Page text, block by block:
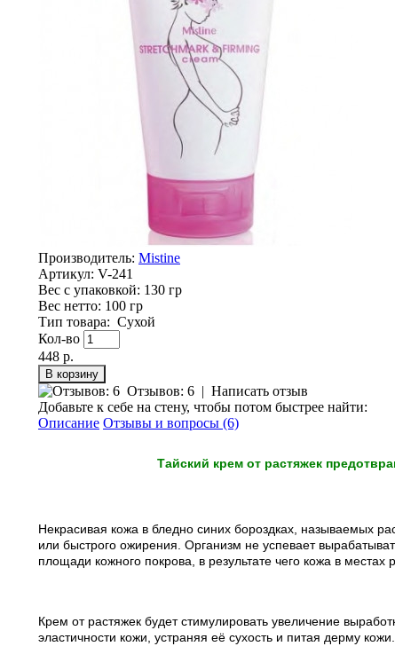
Производитель: Mistine
Артикул: V-241
Вес с упаковкой: 130 гр
Вес нетто: 100 гр
Тип товара: Сухой
Кол-во
448 р.
Отзывов: 6 | Написать отзыв
Добавьте к себе на стену, чтобы потом быстрее найти:
Описание Отзывы и вопросы (6)
Тайский крем от растяжек
Некрасивая кожа в бледно синих бороздках, называемых
или быстрого ожирения. Организм не успевает
площади кожного покрова, в результате чего кожа в
Крем от растяжек будет стимулировать увеличение
эластичности кожи, устраняя её сухость и питая дерму кожи.